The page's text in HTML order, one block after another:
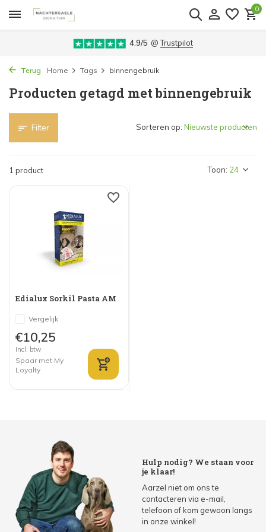
0
4.9/5 @Trustpilot
Terug Home Tags binnengebruik
Producten getagd met binnengebruik
Filter
1 product Toon:
Sorteren op:
Edialux Sorkil Pasta AM
Vergelijk
€10,25
Incl. btw
Spaar met My
Loyalty
Hulp nodig? We staan voor
je klaar!
Aarzel niet om ons te
contacteren via e-mail,
telefoon of kom gewoon langs
in onze winkel!